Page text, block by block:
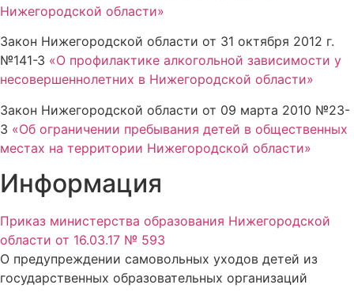
Нижегородской области»
Закон Нижегородской области от 31 октября 2012 г.
№141-З «О профилактике алкогольной зависимости у
несовершеннолетних в Нижегородской области»
Закон Нижегородской области от 09 марта 2010 №23-
З «Об ограничении пребывания детей в общественных
местах на территории Нижегородской области»
Информация
Приказ министерства образования Нижегородской
области от 16.03.17 № 593
О предупреждении самовольных уходов детей из
государственных образовательных организаций